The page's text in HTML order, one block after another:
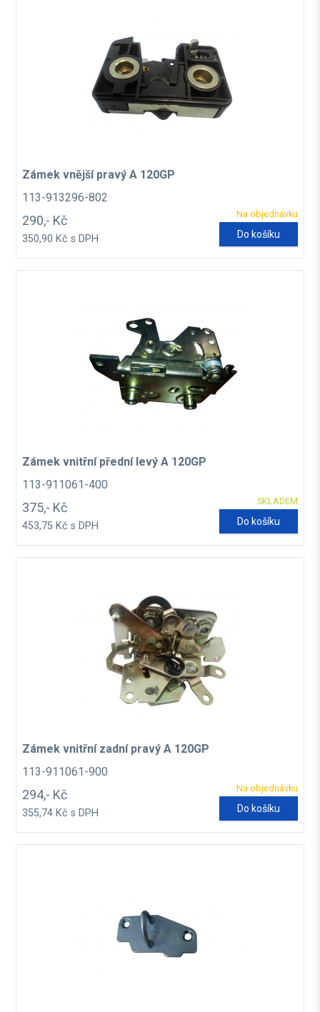
Zámek vnější pravý A 120GP
113-913296-802
Na objednávku
290,- Kč
350,90 Kč s DPH Do košíku
Zámek vnitřní přední levý A 120GP
113-911061-400
SKLADEM
375,- Kč
453,75 Kč s DPH Do košíku
Zámek vnitřní zadní pravý A 120GP
113-911061-900
Na objednávku
294,- Kč
355,74 Kč s DPH Do košíku